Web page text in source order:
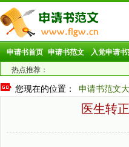
申请书首页 申请书范文 入党申请书
热点推荐：
您现在的位置： 申请书范文
医生转